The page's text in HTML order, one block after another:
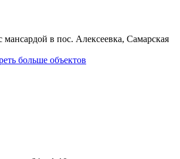
мансардой в пос. Алексеевка, Самарская
больше объектов